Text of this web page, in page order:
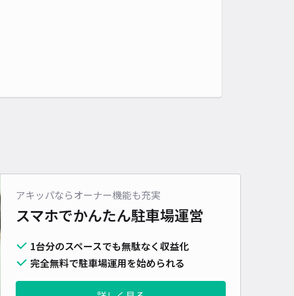
アキッパならオーナー機能も充実
スマホでかんたん駐車場運営
1台分のスペースでも無駄なく収益化
完全無料で駐車場運用を始められる